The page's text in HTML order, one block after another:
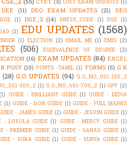
DEE (11) DEO EXAM UPDATES (21)
DEO
DGE (1) DGE_2 (14) DRESS_CODE (1) DSE (1)
(1) EDU UPDATES (1568)
(1) ELECTION (2) EMAIL ME (1) EMIS (2)
(506) EQUIVALENCE OF DEGREE (2)
(16) EXAM UPDATES (84) EXCEL
POST (10) FONTS -TAMIL (1) FORMS (5) G.K
(28) G.O UPDATES (94) G.O_NO_001-100_2
300_2 (1) G.O_NO_601-700_2 (1) GPF (2)
(1) GUIDE - BRILLIANT GUIDE (1) GUIDE - DEIVA
(1) GUIDE - DON GUIDE (1) GUIDE - FULL MARKS
- JAMES GUIDE (1) GUIDE - JESVIN GUIDE (1)
- LOYOLA GUIDE (1) GUIDE - MERCY GUIDE (1)
- PREMIER GUIDE (1) GUIDE - SARAS GUIDE (1)
- SURA GUIDE (1) GUIDE - SURYA GUIDE (1)